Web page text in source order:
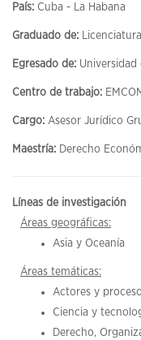
País: Cuba - La Habana
Graduado de:
Egresado de: Universidad
Centro de trabajo:
Cargo: Asesor Jurídico
Maestría: Derecho
Líneas de investigación
Áreas geográficas:
Asia y Oceanía
Áreas temáticas:
Actores y
Ciencia y
Derecho,